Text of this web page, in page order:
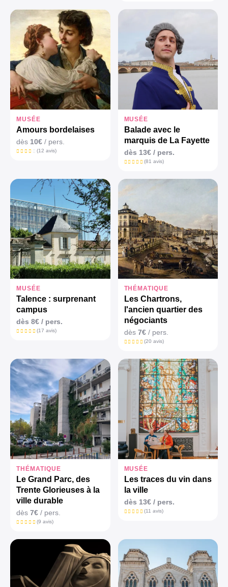
MUSÉE
Amours bordelaises
dès 10€ / pers.
(12 avis)
MUSÉE
Balade avec le
marquis de La Fayette
dès 13€/ pers.
(81 avis)
MUSÉE
Talence : surprenant
campus
dès 8€ / pers.
(17 avis)
THÉMATIQUE
Les Chartrons,
l'ancien quartier des
négociants
dès 7€/ pers.
(20 avis)
THÉMATIQUE
Le Grand Parc, des
Trente Glorieuses à la
ville durable
dès 7€ / pers.
(9 avis)
MUSÉE
Les traces du vin dans
la ville
dès 13€/ pers.
(11 avis)